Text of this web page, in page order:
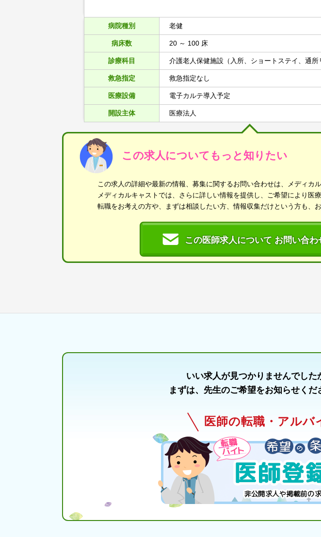
病院種別 老健
病床数 20 ～ 100 床
診療科目 介護老人保健施設（入所、ショートステイ、通所
救急指定 救急指定なし
医療設備 電子カルテ導入予定
開設主体 医療法人
この求人についてもっと知りたい
この求人の詳細や最新の情報、募集に関するお問い合わせは、メディカ
メディカルキャストでは、さらに詳しい情報を提供し、ご希望により医
転職をお考えの方や、まずは相談したい方、情報収集だけという方も、
この医師求人について お問い合わ
いい求人が見つかりませんでし
まずは、先生のご希望をお知らせくだ
医師の転職・アル